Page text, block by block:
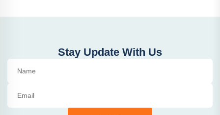
Stay Update With Us